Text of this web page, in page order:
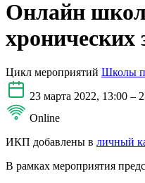
Онлайн
хронических
Цикл мероприятий Школы
23 марта 2022, 13:00 –
Online
ИКП добавлены в личный
В рамках мероприятия